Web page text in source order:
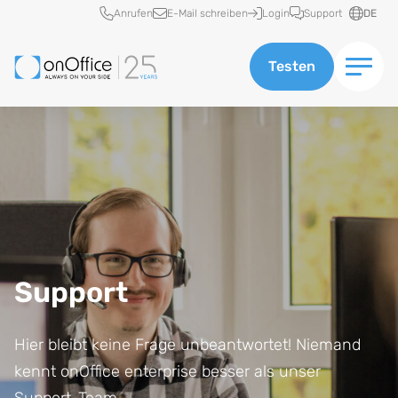
Schnellzugriff
Anrufen E-Mail schreiben Login Support DE
Testen
Support
Hier bleibt keine Frage unbeantwortet! Niemand
kennt onOffice enterprise besser als unser